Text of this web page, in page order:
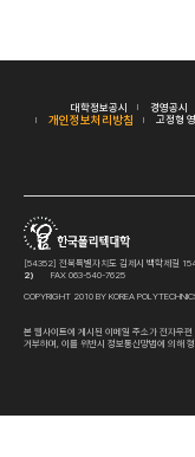
대학정보공시 경영공시
개인정보처리방침 고정형
[54352] 전북특별자치도 김제시 백학제길
2)
FAX 063-540-7625
COPYRIGHT 2010 BY KOREA
본 웹사이트에 게시된 이메일 주소가 전자우
거부하며, 이를 위반시 정보통신망법에 의해